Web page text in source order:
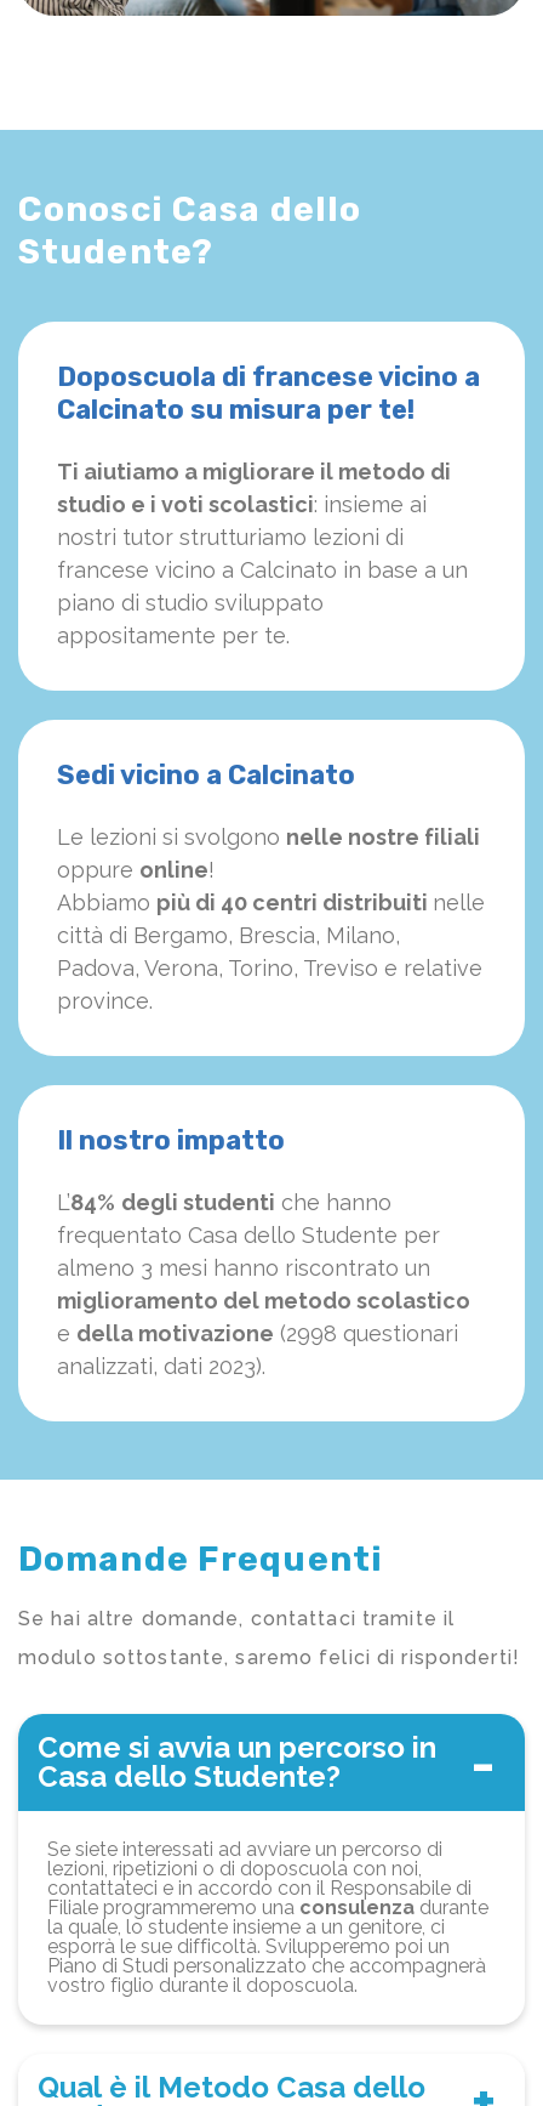
Conosci Casa dello
Studente?
Doposcuola di francese vicino a
Calcinato su misura per te!
Ti aiutiamo a migliorare il metodo di
studio e i voti scolastici: insieme ai
nostri tutor strutturiamo lezioni di
francese vicino a Calcinato in base a un
piano di studio sviluppato
appositamente per te.
Sedi vicino a Calcinato
Le lezioni si svolgono nelle nostre filiali
oppure online!
Abbiamo più di 40 centri distribuiti nelle
città di Bergamo, Brescia, Milano,
Padova, Verona, Torino, Treviso e relative
province.
Il nostro impatto
L’84% degli studenti che hanno
frequentato Casa dello Studente per
almeno 3 mesi hanno riscontrato un
miglioramento del metodo scolastico
e della motivazione (2998 questionari
analizzati, dati 2023).
Domande Frequenti
Se hai altre domande, contattaci tramite il
modulo sottostante, saremo felici di risponderti!
Come si avvia un percorso in
Casa dello Studente?
Se siete interessati ad avviare un percorso di
lezioni, ripetizioni o di doposcuola con noi,
contattateci e in accordo con il Responsabile di
Filiale programmeremo una consulenza durante
la quale, lo studente insieme a un genitore, ci
esporrà le sue difficoltà. Svilupperemo poi un
Piano di Studi personalizzato che accompagnerà
vostro figlio durante il doposcuola.
Qual è il Metodo Casa dello